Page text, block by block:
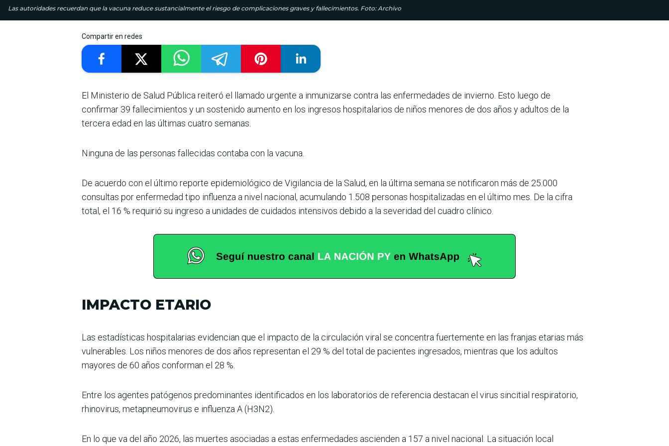
Las autoridades recuerdan que la vacuna reduce sustancialmente el riesgo de complicaciones graves y fallecimientos. Foto: Archivo
Compartir en redes
El Ministerio de Salud Pública reiteró el llamado urgente a inmunizarse contra las enfermedades de invierno. Esto luego de
confirmar 39 fallecimientos y un sostenido aumento en los ingresos hospitalarios de niños menores de dos años y adultos de la
tercera edad en las últimas cuatro semanas.
Ninguna de las personas fallecidas contaba con la vacuna.
De acuerdo con el último reporte epidemiológico de Vigilancia de la Salud, en la última semana se notificaron más de 25.000
consultas por enfermedad tipo influenza a nivel nacional, acumulando 1.508 personas hospitalizadas en el último mes. De la cifra
total, el 16 % requirió su ingreso a unidades de cuidados intensivos debido a la severidad del cuadro clínico.
IMPACTO ETARIO
Las estadísticas hospitalarias evidencian que el impacto de la circulación viral se concentra fuertemente en las franjas etarias más
vulnerables. Los niños menores de dos años representan el 29 % del total de pacientes ingresados, mientras que los adultos
mayores de 60 años conforman el 28 %.
Entre los agentes patógenos predominantes identificados en los laboratorios de referencia destacan el virus sincitial respiratorio,
rhinovirus, metapneumovirus e influenza A (H3N2).
En lo que va del año 2026, las muertes asociadas a estas enfermedades ascienden a 157 a nivel nacional. La situación local